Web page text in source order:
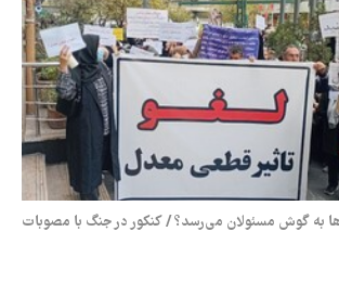
‌به گوش مسئولان می‌رسد؟ / کنکور در جنگ با مصوبات